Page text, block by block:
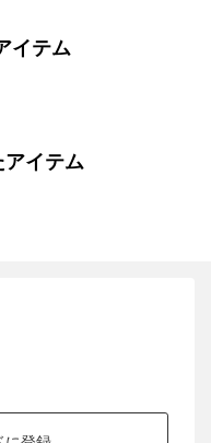
イテム
アイテム